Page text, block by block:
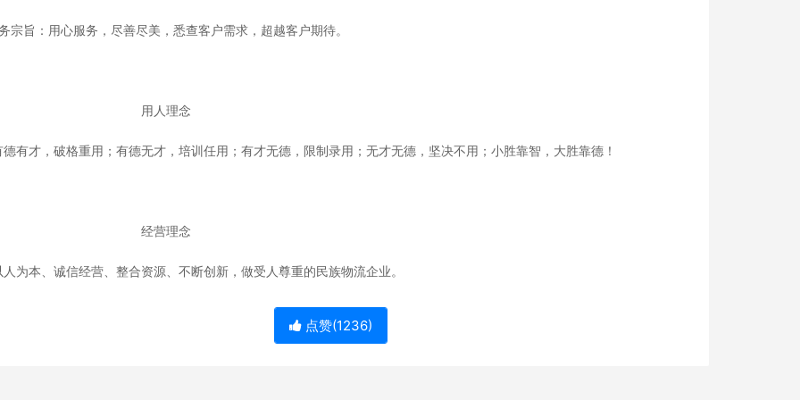
旨：用心服务，尽善尽美，悉查客户需求，超越客户期待。
人理念
才，破格重用；有德无才，培训任用；有才无德，限制录用；无才无德，坚决不用；小胜靠智，大胜靠德！
营理念
本、诚信经营、整合资源、不断创新，做受人尊重的民族物流企业。
点赞(1236)